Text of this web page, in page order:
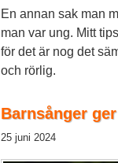
En annan sak man
man var ung. Mitt
för det är nog det
och rörlig.
Barnsånger
25 juni 2024